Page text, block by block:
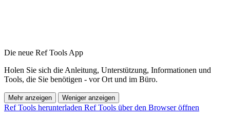
Die neue Ref Tools App
Holen Sie sich die Anleitung, Unterstützung, Informationen und
Tools, die Sie benötigen - vor Ort und im Büro.
Mehr anzeigen Weniger anzeigen
Ref Tools herunterladen Ref Tools über den Browser öffnen